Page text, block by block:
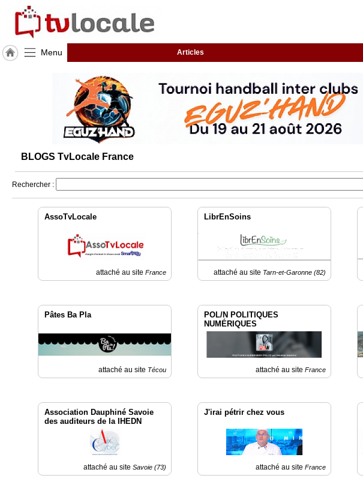
Menu Articles
AccueilBLOGS TvLocale France
Rechercher :
AssoTvLocale
attaché au site France
LibrEnSoins
attaché au site Tarn-et-Garonne (82)
Pâtes Ba Pla
attaché au site Técou
POL/N POLITIQUES
NUMÉRIQUES
attaché au site France
Association Dauphiné Savoie
des auditeurs de la IHEDN
attaché au site Savoie (73)
J'irai pétrir chez vous
attaché au site France